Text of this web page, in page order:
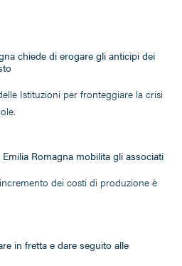
chiede di erogare gli anticipi dei
Istituzioni per fronteggiare la crisi
Romagna mobilita gli associati
dei costi di produzione è
in fretta e dare seguito alle